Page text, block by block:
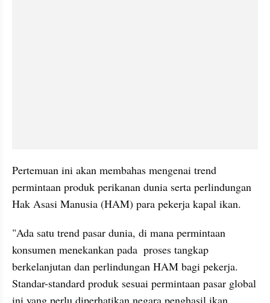
Pertemuan ini akan membahas mengenai trend
permintaan produk perikanan dunia serta perlindungan
Hak Asasi Manusia (HAM) para pekerja kapal ikan.
"Ada satu trend pasar dunia, di mana permintaan
konsumen menekankan pada  proses tangkap
berkelanjutan dan perlindungan HAM bagi pekerja.
Standar-standard produk sesuai permintaan pasar global
ini yang perlu diperhatikan negara penghasil ikan